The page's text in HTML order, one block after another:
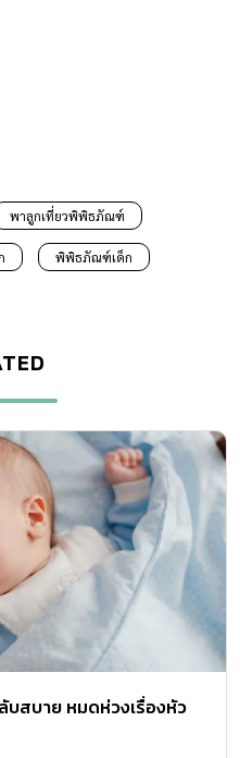
พาลูกเที่ยวพิพิธภัณฑ์
พิพิธภัณฑ์เด็ก
สบาย หมดห่วงเรื่องหัว